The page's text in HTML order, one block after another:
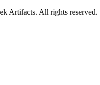
Artifacts. All rights reserved.